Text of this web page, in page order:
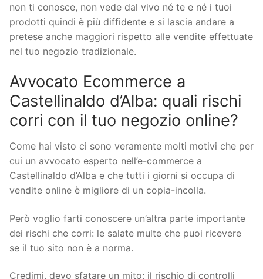
non ti conosce, non vede dal vivo né te e né i tuoi
prodotti quindi è più diffidente e si lascia andare a
pretese anche maggiori rispetto alle vendite effettuate
nel tuo negozio tradizionale.
Avvocato Ecommerce a
Castellinaldo d’Alba: quali rischi
corri con il tuo negozio online?
Come hai visto ci sono veramente molti motivi che per
cui un avvocato esperto nell’e-commerce a
Castellinaldo d’Alba e che tutti i giorni si occupa di
vendite online è migliore di un copia-incolla.
Però voglio farti conoscere un’altra parte importante
dei rischi che corri: le salate multe che puoi ricevere
se il tuo sito non è a norma.
Credimi, devo sfatare un mito: il rischio di controlli